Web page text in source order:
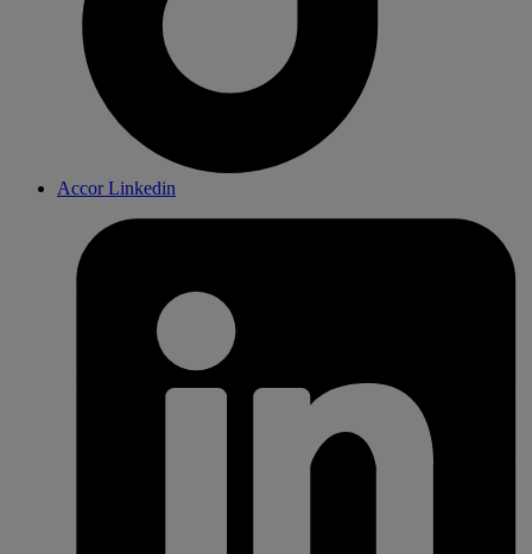
Accor Linkedin